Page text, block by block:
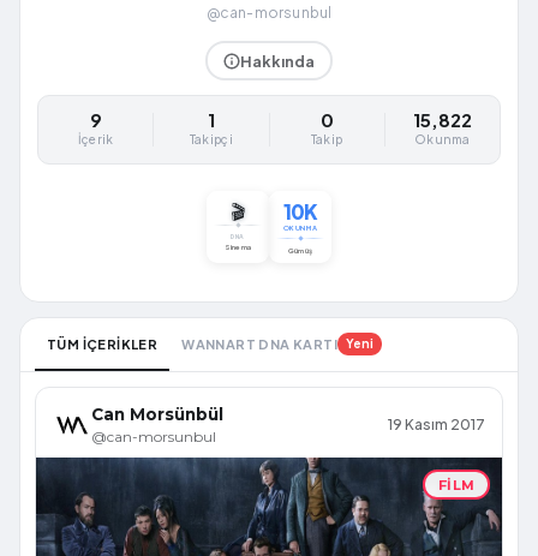
@can-morsunbul
Hakkında
9
İçerik
1
Takipçi
0
Takip
15,822
Okunma
🎬
DNA
Sinema
10K
OKUNMA
Gümüş
TÜM İÇERİKLER WANNART DNA KARTI Yeni
Can Morsünbül
@can-morsunbul
19 Kasım 2017
FILM